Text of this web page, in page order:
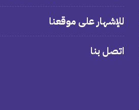
للإشهار على موقعنا
اتصل بنا